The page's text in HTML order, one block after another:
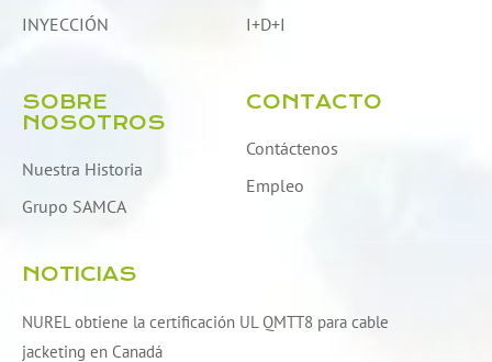
INYECCIÓN
SOBRE
NOSOTROS
Nuestra Historia
Grupo SAMCA
I+D+I
CONTACTO
Contáctenos
Empleo
NOTICIAS
NUREL obtiene la certificación UL QMTT8 para cable
jacketing en Canadá